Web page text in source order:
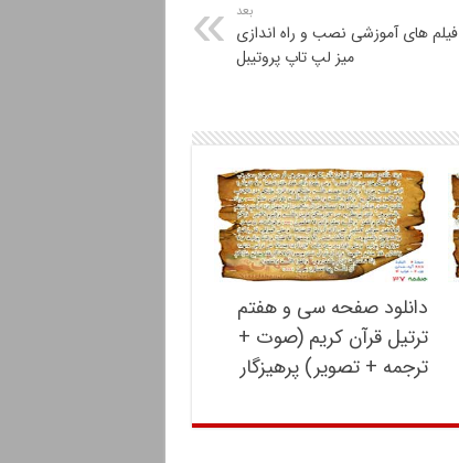
بعد
فیلم های آموزشی نصب و راه اندازی
میز لپ تاپ پروتیبل
دانلود صفحه سی و هفتم
ترتیل قرآن کریم (صوت +
ترجمه + تصویر) پرهیزگار